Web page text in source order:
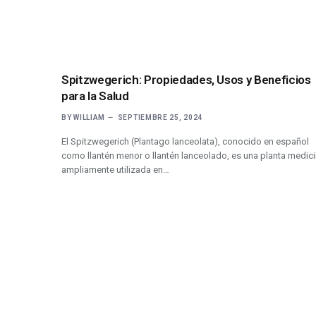
Spitzwegerich: Propiedades, Usos y Beneficios
para la Salud
BY WILLIAM SEPTIEMBRE 25, 2024
El Spitzwegerich (Plantago lanceolata), conocido en español
como llantén menor o llantén lanceolado, es una planta
ampliamente utilizada en…